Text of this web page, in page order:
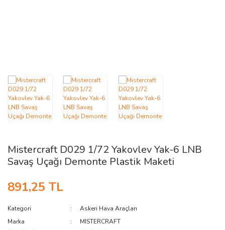
Mistercraft D029 1/72 Yakovlev Yak-6 LNB
Savaş Uçağı Demonte Plastik Maketi
891,25 TL
Kategori
Askeri Hava Araçları
Marka
MISTERCRAFT
TEKNİK KİTAP ve KATALOGLAR